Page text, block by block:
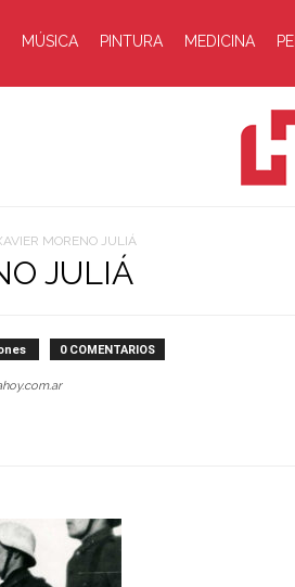
MÚSICA PINTURA MEDICINA
MORENO JULIÁ
JULIÁ
0 COMENTARIOS